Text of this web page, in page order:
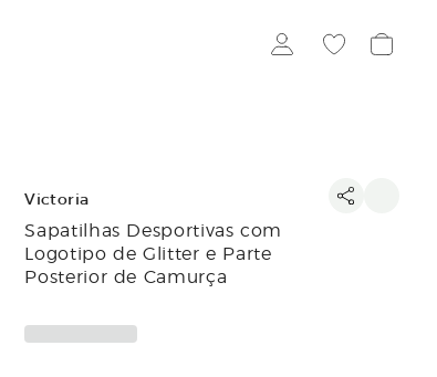
Victoria
Sapatilhas Desportivas com
Logotipo de Glitter e Parte
Posterior de Camurça